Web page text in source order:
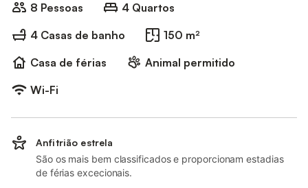
8 Pessoas
4 Quartos
4 Casas de banho
150 m²
Casa de férias
Animal permitido
Wi-Fi
Anfitrião estrela
São os mais bem classificados e proporcionam estadias
de férias excecionais.